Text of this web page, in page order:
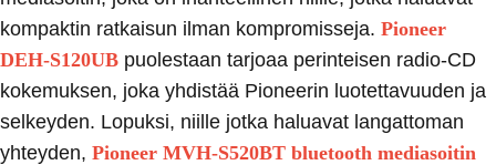
kompaktin ratkaisun ilman kompromisseja. Pioneer
DEH-S120UB puolestaan tarjoaa perinteisen radio-CD
kokemuksen, joka yhdistää Pioneerin luotettavuuden ja
selkeyden. Lopuksi, niille jotka haluavat langattoman
yhteyden, Pioneer MVH-S520BT bluetooth mediasoitin